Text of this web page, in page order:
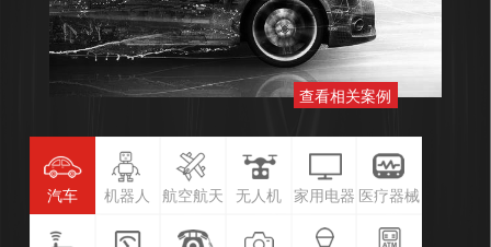
查看相关案例
汽车 机器人 航空航天 无人机 家用电器 医疗器械